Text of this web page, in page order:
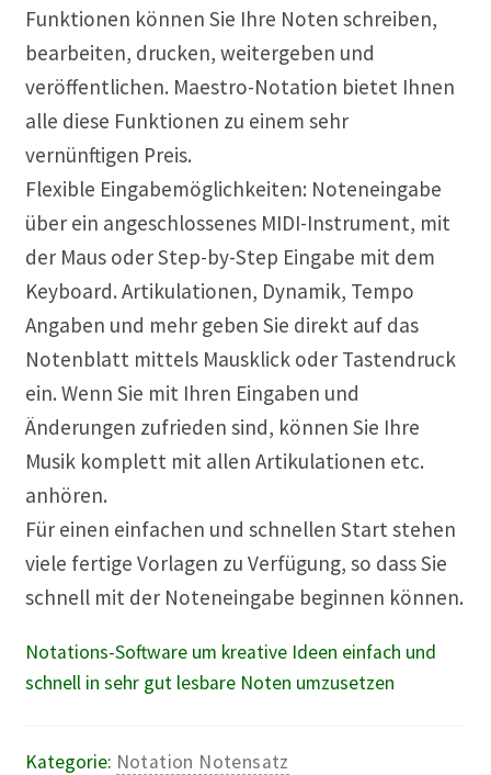
Funktionen können Sie Ihre Noten schreiben,
bearbeiten, drucken, weitergeben und
veröffentlichen. Maestro-Notation bietet Ihnen
alle diese Funktionen zu einem sehr
vernünftigen Preis.
Flexible Eingabemöglichkeiten: Noteneingabe
über ein angeschlossenes MIDI-Instrument, mit
der Maus oder Step-by-Step Eingabe mit dem
Keyboard. Artikulationen, Dynamik, Tempo
Angaben und mehr geben Sie direkt auf das
Notenblatt mittels Mausklick oder Tastendruck
ein. Wenn Sie mit Ihren Eingaben und
Änderungen zufrieden sind, können Sie Ihre
Musik komplett mit allen Artikulationen etc.
anhören.
Für einen einfachen und schnellen Start stehen
viele fertige Vorlagen zu Verfügung, so dass Sie
schnell mit der Noteneingabe beginnen können.
Notations-Software um kreative Ideen einfach und
schnell in sehr gut lesbare Noten umzusetzen
Kategorie: Notation Notensatz